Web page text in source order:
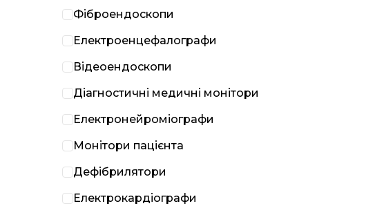
Фіброендоскопи
Електроенцефалографи
Відеоендоскопи
Діагностичні медичні монітори
Електронейроміографи
Монітори пацієнта
Дефібрилятори
Електрокардіографи